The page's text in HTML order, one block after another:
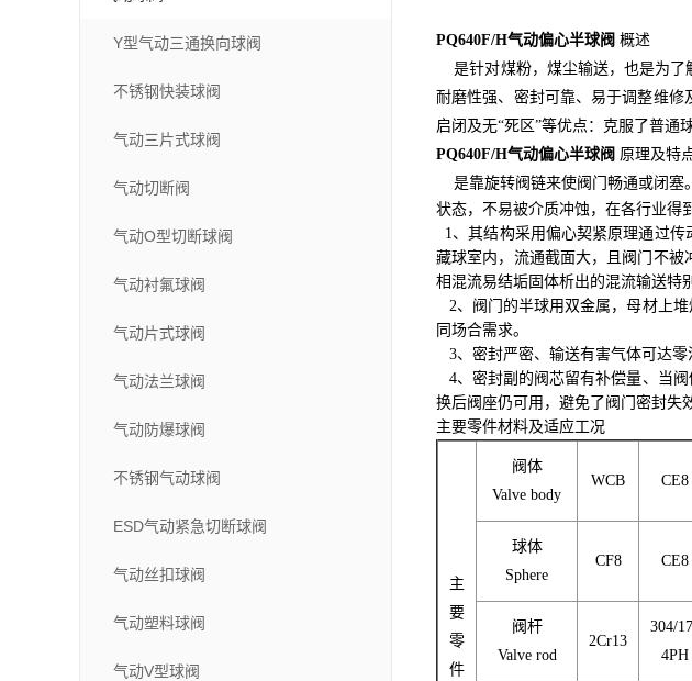
Y型气动三通换向球阀
不锈钢快装球阀
气动三片式球阀
气动切断阀
气动O型切断球阀
气动衬氟球阀
气动片式球阀
气动法兰球阀
气动防爆球阀
不锈钢气动球阀
ESD气动紧急切断球阀
气动丝扣球阀
气动塑料球阀
气动V型球阀
PQ640F/H气动偏心半球阀 概述
是针对煤粉，煤尘输送，也是为了
耐磨性强、密封可靠、易于调整维
启闭及无“死区”等优点：克服了普通
PQ640F/H气动偏心半球阀 原理及特
是靠旋转阀链来使阀门畅通或闭
状态，不易被介质冲蚀，在各行业得
1、其结构采用偏心契紧原理通过
藏球室内，流通截面大，且阀门不
相混流易结垢固体析出的混流输送特
2、阀门的半球用双金属，母材上
同场合需求。
3、密封严密、输送有害气体可达零
4、密封副的阀芯留有补偿量、当
换后阀座仍可用，避免了阀门密封失
主要零件材料及适应工况
主
要
零
件
阀体
Valve body
WCB CE8
球体
Sphere
CF8 CE8
阀杆
Valve rod
2Cr13
304/
4PH